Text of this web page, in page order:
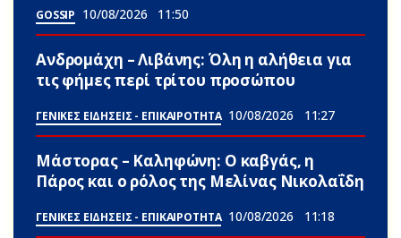
GOSSIP 10/08/2026 11:50
Ανδρομάχη – Λιβάνης: Όλη η αλήθεια για
τις φήμες περί τρίτου προσώπου
ΓΕΝΙΚΕΣ ΕΙΔΗΣΕΙΣ - ΕΠΙΚΑΙΡΟΤΗΤΑ 10/08/2026 11:27
Μάστορας – Καληφώνη: Ο καβγάς, η
Πάρος και ο ρόλος της Μελίνας Νικολαΐδη
ΓΕΝΙΚΕΣ ΕΙΔΗΣΕΙΣ - ΕΠΙΚΑΙΡΟΤΗΤΑ 10/08/2026 11:18